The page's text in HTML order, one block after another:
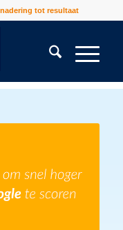
tot resultaat